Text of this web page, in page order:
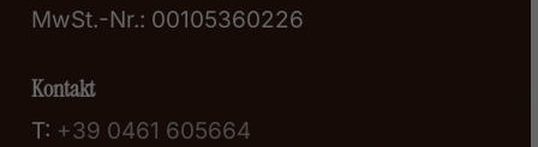
MwSt.-Nr.: 00105360226
Kontakt
T: +39 0461 605664